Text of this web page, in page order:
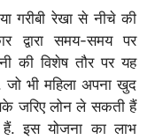
गरीबी रेखा से नीचे की
द्वारा समय-समय पर
की विशेष तौर पर यह
भी महिला अपना खुद
जरिए लोन ले सकती हैं
इस योजना का लाभ